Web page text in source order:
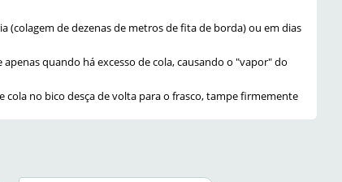
(colagem de dezenas de metros de fita de borda) ou em dias
quando há excesso de cola, causando o "vapor" do
no bico desça de volta para o frasco, tampe firmemente